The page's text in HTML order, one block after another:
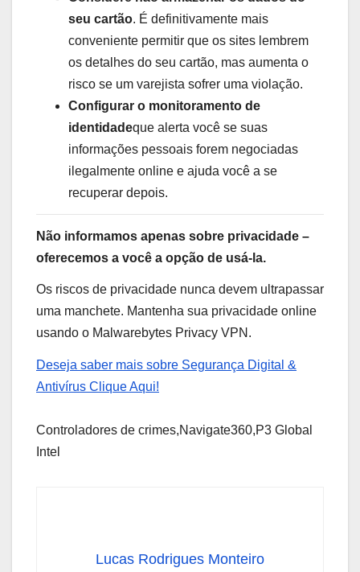
seu cartão. É definitivamente mais
conveniente permitir que os sites lembrem
os detalhes do seu cartão, mas aumenta o
risco se um varejista sofrer uma violação.
Configurar o monitoramento de
identidadeque alerta você se suas
informações pessoais forem negociadas
ilegalmente online e ajuda você a se
recuperar depois.
Não informamos apenas sobre privacidade –
oferecemos a você a opção de usá-la.
Os riscos de privacidade nunca devem ultrapassar
uma manchete. Mantenha sua privacidade online
usando o Malwarebytes Privacy VPN.
Deseja saber mais sobre Segurança Digital &
Antivírus Clique Aqui!
Controladores de crimes,Navigate360,P3 Global
Intel
Lucas Rodrigues Monteiro